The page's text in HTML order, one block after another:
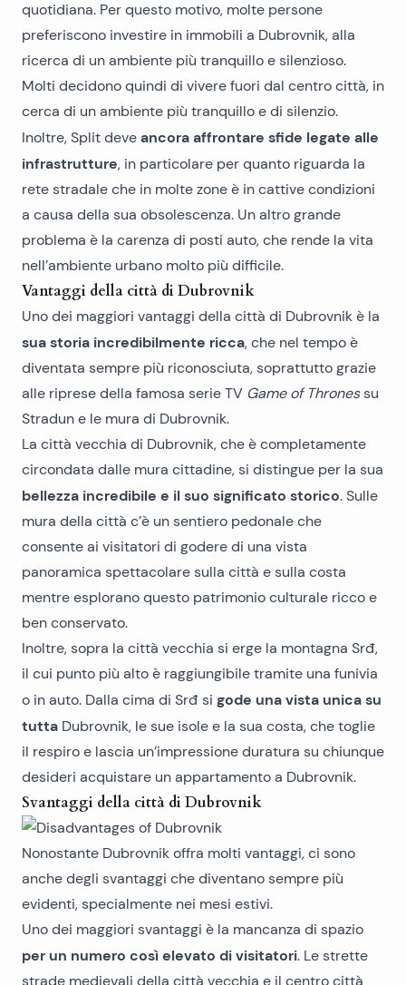
quotidiana. Per questo motivo, molte persone
preferiscono investire in immobili a Dubrovnik, alla
ricerca di un ambiente più tranquillo e silenzioso.
Molti decidono quindi di vivere fuori dal centro città, in
cerca di un ambiente più tranquillo e di silenzio.
Inoltre, Split deve ancora affrontare sfide legate alle
infrastrutture, in particolare per quanto riguarda la
rete stradale che in molte zone è in cattive condizioni
a causa della sua obsolescenza. Un altro grande
problema è la carenza di posti auto, che rende la vita
nell’ambiente urbano molto più difficile.
Vantaggi della città di Dubrovnik
Uno dei maggiori vantaggi della città di Dubrovnik è la
sua storia incredibilmente ricca, che nel tempo è
diventata sempre più riconosciuta, soprattutto grazie
alle riprese della famosa serie TV Game of Thronessu
Stradun e le mura di Dubrovnik.
La città vecchia di Dubrovnik, che è completamente
circondata dalle mura cittadine, si distingue per la sua
bellezza incredibile e il suo significato storico. Sulle
mura della città c’è un sentiero pedonale che
consente ai visitatori di godere di una vista
panoramica spettacolare sulla città e sulla costa
mentre esplorano questo patrimonio culturale ricco e
ben conservato.
Inoltre, sopra la città vecchia si erge la montagna Srđ,
il cui punto più alto è raggiungibile tramite una funivia
o in auto. Dalla cima di Srđ si gode una vista unica su
tutta Dubrovnik, le sue isole e la sua costa, che toglie
il respiro e lascia un’impressione duratura su chiunque
desideri acquistare un appartamento a Dubrovnik.
Svantaggi della città di Dubrovnik
Nonostante Dubrovnik offra molti vantaggi, ci sono
anche degli svantaggi che diventano sempre più
evidenti, specialmente nei mesi estivi.
Uno dei maggiori svantaggi è la mancanza di spazio
per un numero così elevato di visitatori. Le strette
strade medievali della città vecchia e il centro città